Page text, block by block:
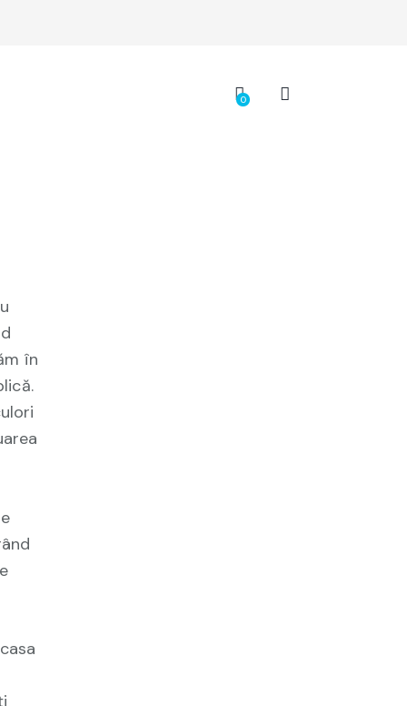
0
în